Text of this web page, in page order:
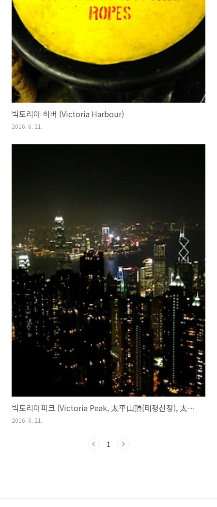
빅토리아 하버 (Victoria Harbour)
2016. 6. 21.
빅토리아피크 (Victoria Peak, 太平山頂(태평산정), 太平山顶)
2016. 6. 21.
1